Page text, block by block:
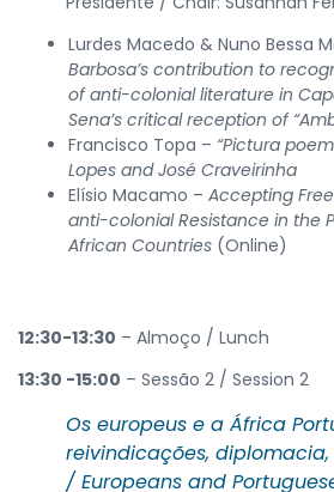
Lurdes Macedo & Nuno Bessa
Barbosa’s contribution to
of anti-colonial literature in
Sena’s critical reception of
Francisco Topa – “Pictura
Lopes and José Craveirinha
Elísio Macamo – Accepting
anti-colonial Resistance in the
African Countries (Online)
12:30-13:30 – Almoço / Lunch
13:30 -15:00 – Sessão 2 / Session 2
Os europeus e a África
reivindicações,
/ Europeans and